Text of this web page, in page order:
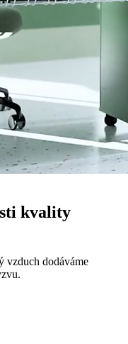
kvality
vzduch dodáváme